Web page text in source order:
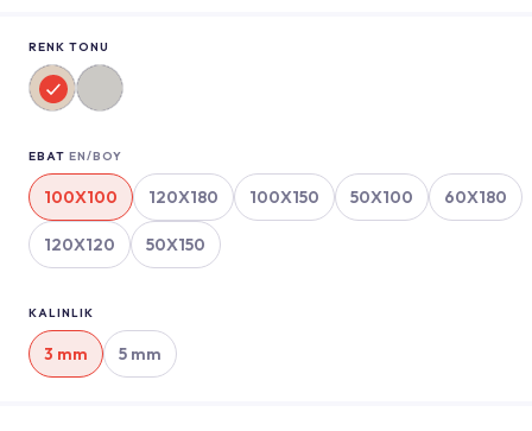
RENK TONU
EBAT EN/BOY
100X100 120X180 100X150 50X100 60X180
120X120 50X150
KALINLIK
3 mm 5 mm